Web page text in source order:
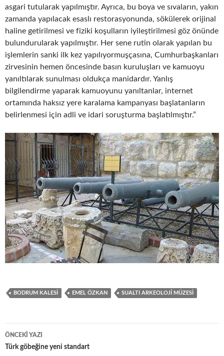
asgari tutularak yapılmıştır. Ayrıca, bu boya ve sıvaların, yakın
zamanda yapılacak esaslı restorasyonunda, sökülerek orijinal
haline getirilmesi ve fiziki koşulların iyileştirilmesi göz önünde
bulundurularak yapılmıştır. Her sene rutin olarak yapılan bu
işlemlerin sanki ilk kez yapılıyormuşçasına, Cumhurbaşkanları
zirvesinin hemen öncesinde basın kuruluşları ve kamuoyu
yanıltılarak sunulması oldukça manidardır. Yanlış
bilgilendirme yaparak kamuoyunu yanıltanlar, internet
ortamında haksız yere karalama kampanyası başlatanların
belirlenmesi için adli ve idari soruşturma başlatılmıştır.”
BODRUM KALESI EMEL ÖZKAN SUALTI ARKEOLOJI MÜZESI
Yazı
dolaşımı
ÖNCEKI YAZI
Türk göbeğine yeni standart